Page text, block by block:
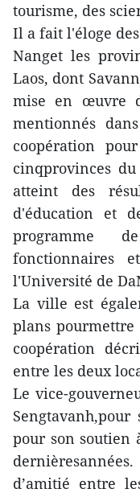
tourisme, des
Il a fait l'éloge
Nanget les
Laos, dont
mise en œuvre
mentionnés
coopération
cinqprovinces
atteint des
d'éducation et
programme
fonctionnaires
l'Université de
La ville est
plans
coopération
entre les deux
Le vice-
pour son soutien
d’amitié entre